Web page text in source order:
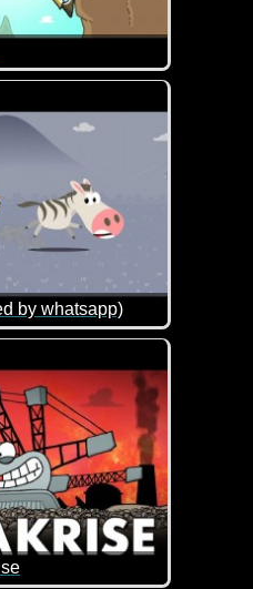
by whatsapp)
Das Ende dieser